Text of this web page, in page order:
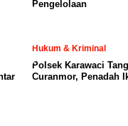
Pengelolaan
Hukum & Kriminal
Polsek Karawaci
Curanmor, Penadah